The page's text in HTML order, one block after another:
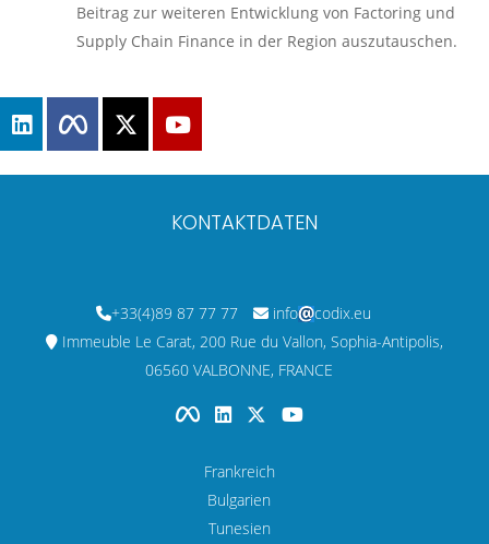
Beitrag zur weiteren Entwicklung von Factoring und
Supply Chain Finance in der Region auszutauschen.
KONTAKTDATEN
+33(4)89 87 77 77 info
codix.eu
Immeuble Le Carat, 200 Rue du Vallon, Sophia-Antipolis,
06560 VALBONNE, FRANCE
Frankreich
Bulgarien
Tunesien